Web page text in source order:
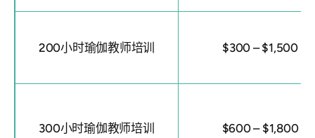
200小时瑜伽教师培训 $300 – $1,500
300小时瑜伽教师培训 $600 – $1,800